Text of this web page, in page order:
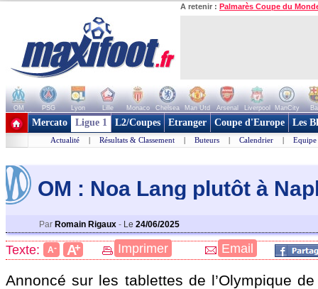
A retenir : Palmarès Coupe du
OM PSG Lyon Lille Monaco Chelsea Man Utd Arsenal Liverpool ManCity
+ de clubs
Mercato Ligue 1 L2/Coupes Etranger Coupe d'Europe Les
Actualité | Résultats & Classement | Buteurs | Calendrier | Equipe
OM : Noa Lang plutôt à
Par Romain Rigaux - Le 24/06/2025
Texte: A- A+ Imprimer Email
Annoncé sur les tablettes de l’Olympique